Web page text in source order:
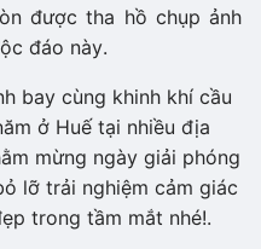
được tha hồ chụp ảnh
đáo này.
bay cùng khinh khí cầu
ở Huế tại nhiều địa
mừng ngày giải phóng
lỡ trải nghiệm cảm giác
trong tầm mắt nhé!.